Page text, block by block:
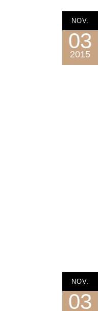
NOV.
03
2015
NOV.
03